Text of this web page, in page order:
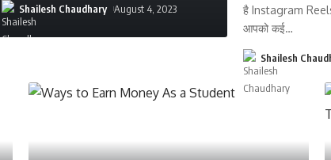
Shailesh Chaudhary August 4, 2023
है Instagram
आपको कई…
Shailesh